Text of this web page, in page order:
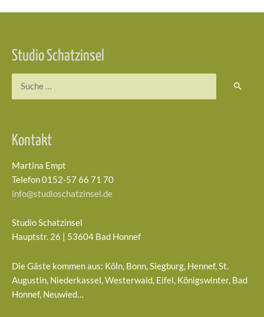
Studio Schatzinsel
Kontakt
Martina Empt
Telefon 0152-57 66 71 70
info@studioschatzinsel.de
Studio Schatzinsel
Hauptstr. 26 | 53604 Bad Honnef
Die Gäste kommen aus: Köln, Bonn, Siegburg, Hennef, St.
Augustin, Niederkassel, Westerwald, Eifel, Königswinter, Bad
Honnef, Neuwied…